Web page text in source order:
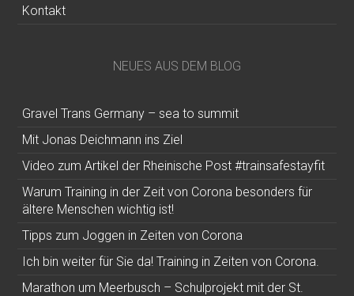
Kontakt
NEUES AUS DEM BLOG
Gravel Trans Germany – sea to summit
Mit Jonas Deichmann ins Ziel
Video zum Artikel der Rheinische Post #trainsafestayfit
Warum Training in der Zeit von Corona besonders für
ältere Menschen wichtig ist!
Tipps zum Joggen in Zeiten von Corona
Ich bin weiter für Sie da! Training in Zeiten von Corona.
Marathon um Meerbusch – Schulprojekt mit der St.